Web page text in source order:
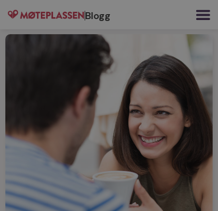
Blogg